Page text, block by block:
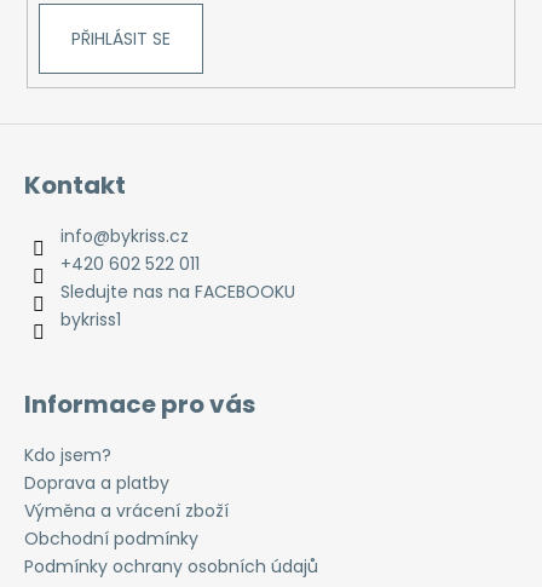
PŘIHLÁSIT SE
Kontakt
info@bykriss.cz
+420 602 522 011
Sledujte nas na FACEBOOKU
bykriss1
Informace pro vás
Kdo jsem?
Doprava a platby
Výměna a vrácení zboží
Obchodní podmínky
Podmínky ochrany osobních údajů